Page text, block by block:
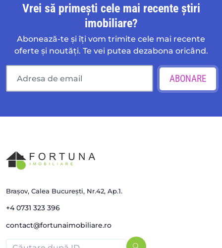
Vrei să primești cele mai recente știri
imobiliare?
Abonează-te și îți vom trimite cele mai recente
oferte și noutăți. Te vei putea dezabona oricând.
ABONARE
Brașov, Calea București, Nr.42, Ap.1.
+4 0731 323 396
contact@fortunaimobiliare.ro